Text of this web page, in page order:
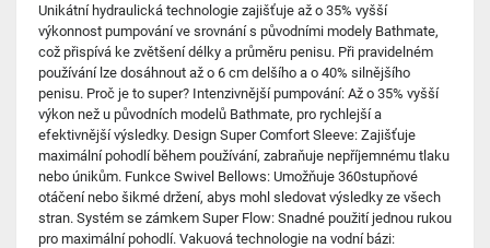
Unikátní hydraulická technologie zajišťuje až o 35% vyšší
výkonnost pumpování ve srovnání s původními modely Bathmate,
což přispívá ke zvětšení délky a průměru penisu. Při pravidelném
používání lze dosáhnout až o 6 cm delšího a o 40% silnějšího
penisu. Proč je to super? Intenzivnější pumpování: Až o 35% vyšší
výkon než u původních modelů Bathmate, pro rychlejší a
efektivnější výsledky. Design Super Comfort Sleeve: Zajišťuje
maximální pohodlí během používání, zabraňuje nepříjemnému tlaku
nebo únikům. Funkce Swivel Bellows: Umožňuje 360stupňové
otáčení nebo šikmé držení, abys mohl sledovat výsledky ze všech
stran. Systém se zámkem Super Flow: Snadné použití jednou rukou
pro maximální pohodlí. Vakuová technologie na vodní bázi: